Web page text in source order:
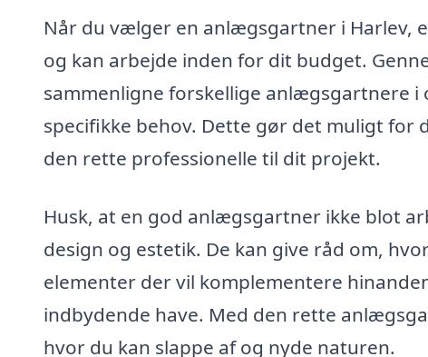
Når du vælger en anlægsgartner i Harlev,
og kan arbejde inden for dit budget.
sammenligne forskellige anlægsgartnere
specifikke behov. Dette gør det muligt
den rette professionelle til dit projekt.
Husk, at en god anlægsgartner ikke blot
design og estetik. De kan give råd om,
elementer der vil komplementere
indbydende have. Med den rette
hvor du kan slappe af og nyde naturen.